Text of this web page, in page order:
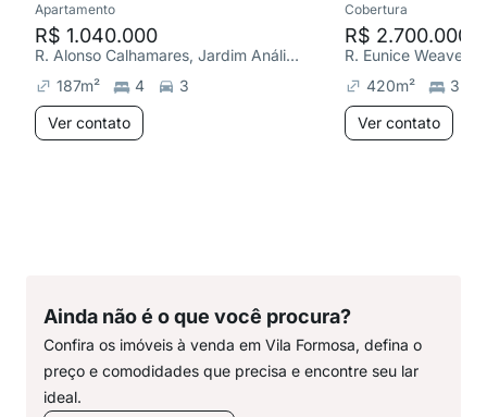
Apartamento
R$ 1.040.000
R. Alonso Calhamares, Jardim Anália Franco
187m² 4
3
Ver contato
Cobertura
R$ 2.700.000
420m²
3
Ver contato
Ainda não é o que você procura?
Confira os imóveis à venda em Vila Formosa, defina o
preço e comodidades que precisa e encontre seu lar
ideal.